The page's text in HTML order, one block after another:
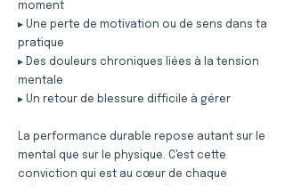
moment
▸ Une perte de motivation ou de sens dans ta
pratique
▸ Des douleurs chroniques liées à la tension
mentale
▸ Un retour de blessure difficile à gérer
La performance durable repose autant sur le
mental que sur le physique. C'est cette
conviction qui est au cœur de chaque